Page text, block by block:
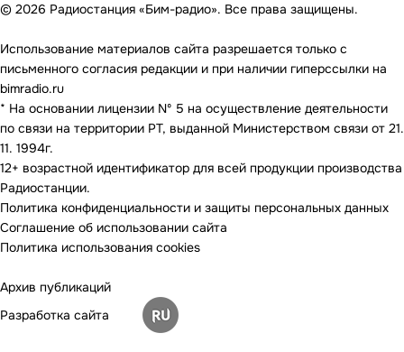
© 2026 Радиостанция «Бим-радио». Все права защищены.
Использование материалов сайта разрешается только с
письменного согласия редакции и при наличии гиперссылки на
bimradio.ru
* На основании лицензии Nº 5 на осуществление деятельности
по связи на территории РТ, выданной Министерством связи от 21.
11. 1994г.
12+ возрастной идентификатор для всей продукции производства
Радиостанции.
Политика конфиденциальности и защиты персональных данных
Соглашение об использовании сайта
Политика использования cookies
Архив публикаций
Разработка сайта